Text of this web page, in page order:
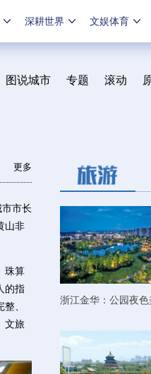
深耕世界 文娱体育
图说城市 专题 滚动
更多
市长
山非
珠算
的指
、
文旅
浙江金华：公园夜色